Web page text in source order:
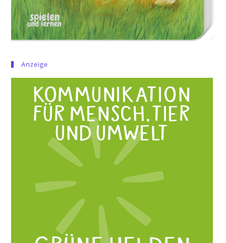
Anzeige